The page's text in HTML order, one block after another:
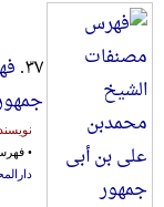
۳۷.
•